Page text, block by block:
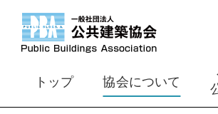
トップ 協会について